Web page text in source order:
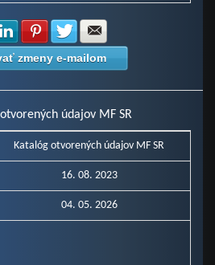
Zdielať na Facebook
Zdielať na LinkedIn
Zdielať na Pinterest
Zdielať na Twitter
zmeny e-mailom
údajov MF SR
Katalóg otvorených údajov MF SR
16. 08. 2023
04. 05. 2026